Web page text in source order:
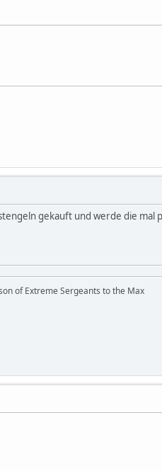
gekauft und werde die mal
of Extreme Sergeants to the Max